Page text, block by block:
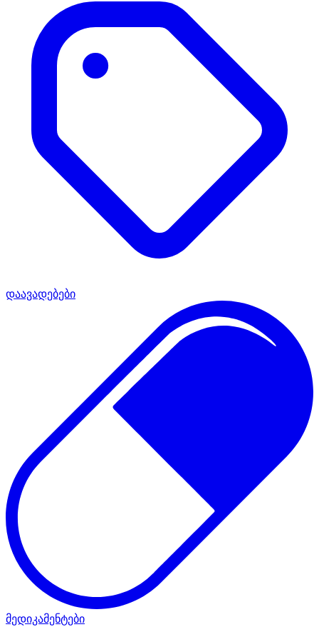
დაავადებები
მედიკამენტები